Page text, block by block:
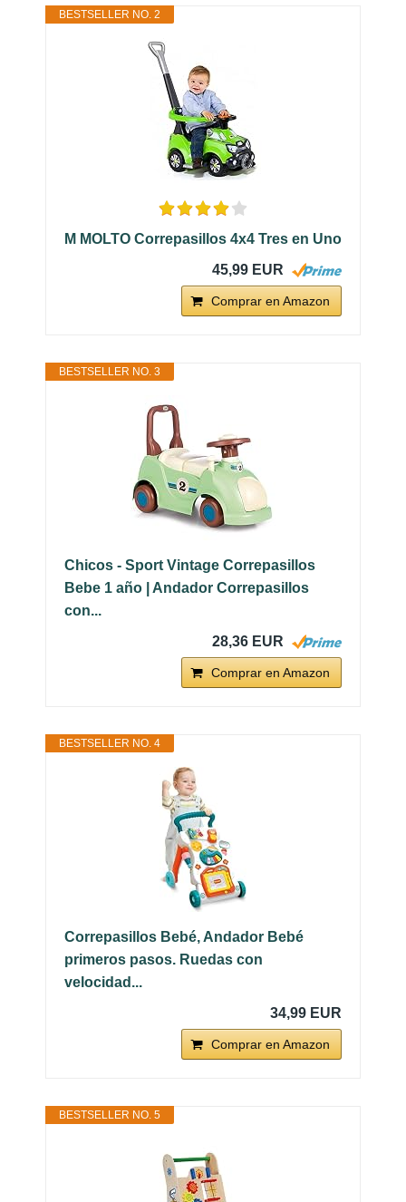
BESTSELLER NO. 2
M MOLTO Correpasillos 4x4 Tres en Uno
45,99 EUR
Comprar en Amazon
BESTSELLER NO. 3
Chicos - Sport Vintage Correpasillos
Bebe 1 año | Andador Correpasillos
con...
28,36 EUR
Comprar en Amazon
BESTSELLER NO. 4
Correpasillos Bebé, Andador Bebé
primeros pasos. Ruedas con
velocidad...
34,99 EUR
Comprar en Amazon
BESTSELLER NO. 5